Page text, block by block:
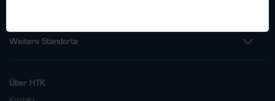
Weitere Standorte
Über HTK